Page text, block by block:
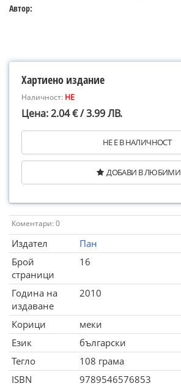
Автор:
Хартиено издание
Наличност: НЕ
Цена: 2.04 € / 3.99 ЛВ.
НЕ Е В НАЛИЧНОСТ
ДОБАВИ В ЛЮБИМИ
Коментари: 0
Издател
Пан
Брой
страници
16
Година на
издаване
2010
Корици
меки
Език
български
Тегло
108 грама
ISBN
9789546576853